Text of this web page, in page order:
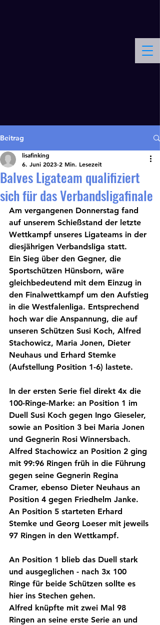
Beitrag
Balves Ligateam qualifiziert
sich für das Verbandsligafinale
lisafinking
6. Juni 2023 2 Min. Lesezeit
Am vergangenen Donnerstag fand
auf unserem Schießstand der letzte
Wettkampf unseres Ligateams in der
diesjährigen Verbandsliga statt.
Ein Sieg über den Gegner, die
Sportschützen Hünsborn, wäre
gleichbedeutend mit dem Einzug in
den Finalwettkampf um den Aufstieg
in die Westfalenliga. Entsprechend
hoch war die Anspannung, die auf
unseren Schützen Susi Koch, Alfred
Stachowicz, Maria Jonen, Dieter
Neuhaus und Erhard Stemke
(Aufstellung Position 1-6) lastete.
In der ersten Serie fiel direkt 4x die
100-Ringe-Marke: an Position 1 im
Duell Susi Koch gegen Ingo Gieseler,
sowie an Position 3 bei Maria Jonen
und Gegnerin Rosi Winnersbach.
Alfred Stachowicz an Position 2 ging
mit 99:96 Ringen früh in die Führung
gegen seine Gegnerin Regina
Cramer, ebenso Dieter Neuhaus an
Position 4 gegen Friedhelm Janke.
An Position 5 starteten Erhard
Stemke und Georg Loeser mit jeweils
97 Ringen in den Wettkampf.
An Position 1 blieb das Duell stark
und ausgeglichen - nach 3x 100
Ringe für beide Schützen sollte es
hier ins Stechen gehen.
Alfred knüpfte mit zwei Mal 98
Ringen an seine erste Serie an und